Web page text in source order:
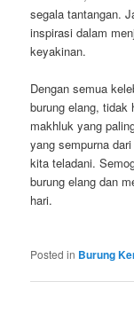
segala tantangan.
inspirasi dalam
keyakinan.
Dengan semua
burung elang, tidak
makhluk yang
yang sempurna
kita teladani.
burung elang dan
hari.
Posted in Burung